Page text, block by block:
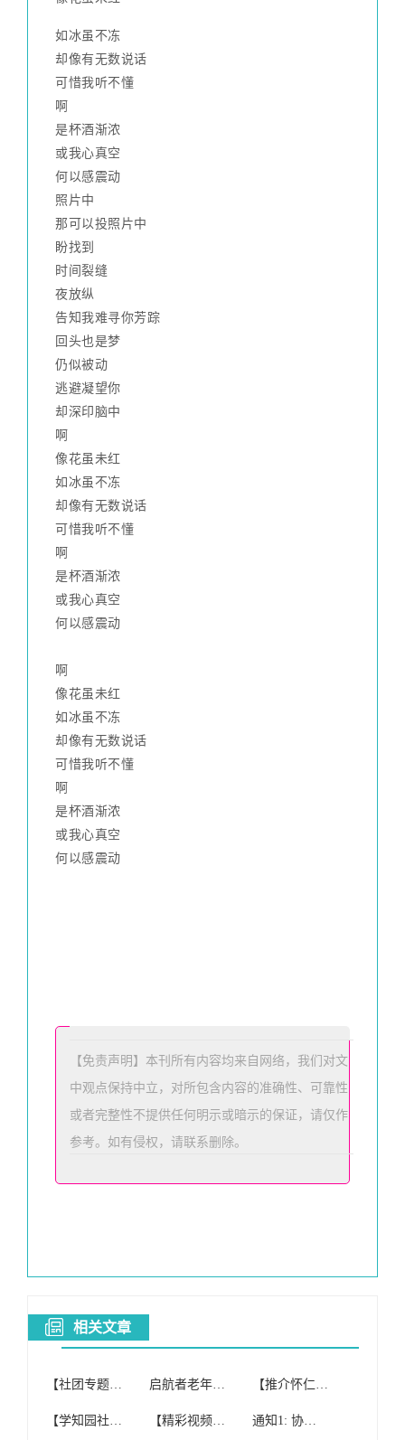
如冰虽不冻
却像有无数说话
可惜我听不懂
啊
是杯酒渐浓
或我心真空
何以感震动
照片中
那可以投照片中
盼找到
时间裂缝
夜放纵
告知我难寻你芳踪
回头也是梦
仍似被动
逃避凝望你
却深印脑中
啊
像花虽未红
如冰虽不冻
却像有无数说话
可惜我听不懂
啊
是杯酒渐浓
或我心真空
何以感震动
啊
像花虽未红
如冰虽不冻
却像有无数说话
可惜我听不懂
啊
是杯酒渐浓
或我心真空
何以感震动
【免责声明】本刊所有内容均来自网络，我们对文
中观点保持中立，对所包含内容的准确性、可靠性
或者完整性不提供任何明示或暗示的保证，请仅作
参考。如有侵权，请联系删除。
相关文章